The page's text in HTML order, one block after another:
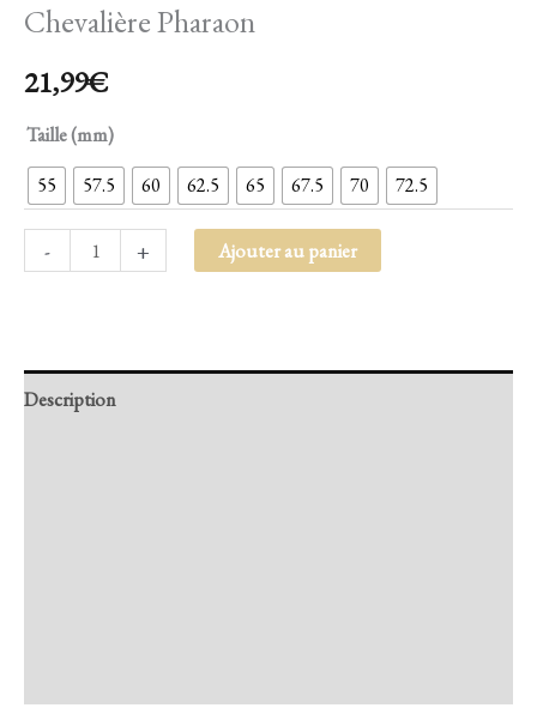
Chevalière Pharaon
21,99€
Taille (mm)
55 57.5 60 62.5 65 67.5 70 72.5
- + Ajouter au panier
Description